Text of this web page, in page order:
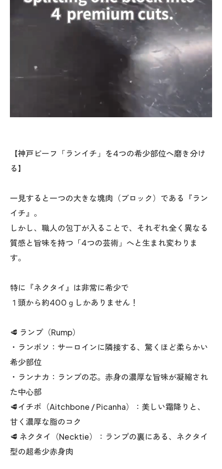
【神戸ビーフ「ランイチ」を4つの希少部位へ磨き分け
る】
一見すると一つの大きな塊肉（ブロック）である『ラン
イチ』。
しかし、職人の包丁が入ることで、それぞれ全く異なる
質感と旨味を持つ「4つの芸術」へと生まれ変わりま
す。
特に『ネクタイ』は非常に希少で
１頭から約400ｇしかありません！
🥩 ランプ（Rump）
・ランボソ：サーロインに隣接する、驚くほど柔らかい
希少部位
・ランナカ：ランプの芯。赤身の濃厚な旨味が凝縮され
た中心部
🥩イチボ（Aitchbone / Picanha）：美しい霜降りと、
甘く濃厚な脂のコク
🥩 ネクタイ（Necktie）：ランプの裏にある、ネクタイ
型の超希少赤身肉